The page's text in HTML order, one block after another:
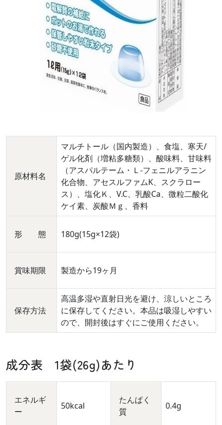
原材料名
マルチトール（国内製造）、食塩、寒天/
ゲル化剤（増粘多糖類）、酸味料、甘味料
（アスパルテーム・Ｌ-フェニルアラニン
化合物、アセスルファムK、スクラロー
ス）、塩化Ｋ、V.C、乳酸Ca、微粒二酸化
ケイ素、炭酸Ｍｇ、香料
形 態 180g(15g×12袋)
賞味期限 製造から19ヶ月
保存方法
高温多湿や直射日光を避け、涼しいところ
に保存してください。本品は吸湿しやすい
ので、開封後はすぐにご使用ください。
成分表 1袋(26g)あたり
エネルギ
ー
50kcal
たんぱく
質
0.4g